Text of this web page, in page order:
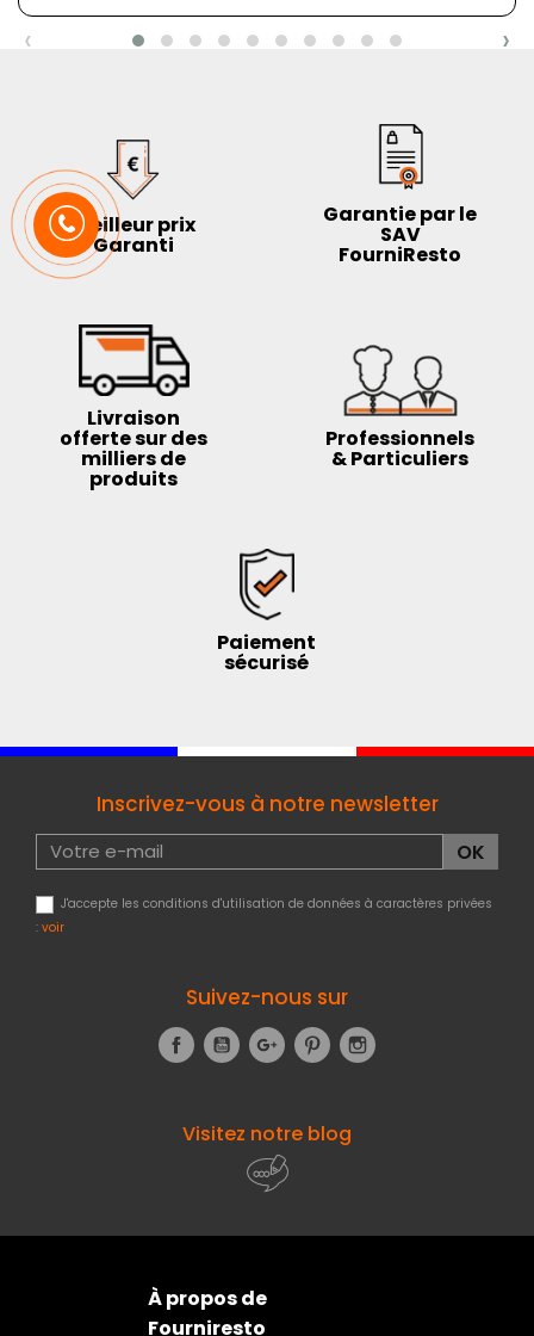
‹ ›
Meilleur prix
Garanti
Garantie par le
SAV
FourniResto
Livraison
offerte sur des
milliers de
produits
Professionnels
& Particuliers
Paiement
sécurisé
Inscrivez-vous à notre newsletter
J'accepte les conditions d'utilisation de données à caractères privées
: voir
Suivez-nous sur
FacebookYouTubeGoogle+Pinterest
Visitez notre blog
À propos de
Fourniresto